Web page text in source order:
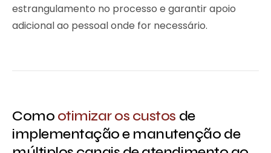
estrangulamento no processo e garantir apoio
adicional ao pessoal onde for necessário.
Como otimizar os custos de
implementação e manutenção de